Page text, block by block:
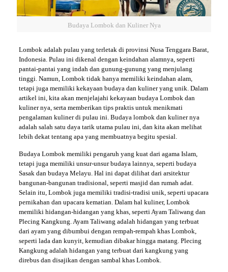
Budaya Lombok dan Kuliner Nya
Lombok adalah pulau yang terletak di provinsi Nusa Tenggara Barat,
Indonesia. Pulau ini dikenal dengan keindahan alamnya, seperti
pantai-pantai yang indah dan gunung-gunung yang menjulang
tinggi. Namun, Lombok tidak hanya memiliki keindahan alam,
tetapi juga memiliki kekayaan budaya dan kuliner yang unik. Dalam
artikel ini, kita akan menjelajahi kekayaan budaya Lombok dan
kuliner nya, serta memberikan tips praktis untuk menikmati
pengalaman kuliner di pulau ini. Budaya lombok dan kuliner nya
adalah salah satu daya tarik utama pulau ini, dan kita akan melihat
lebih dekat tentang apa yang membuatnya begitu spesial.
Budaya Lombok memiliki pengaruh yang kuat dari agama Islam,
tetapi juga memiliki unsur-unsur budaya lainnya, seperti budaya
Sasak dan budaya Melayu. Hal ini dapat dilihat dari arsitektur
bangunan-bangunan tradisional, seperti masjid dan rumah adat.
Selain itu, Lombok juga memiliki tradisi-tradisi unik, seperti upacara
pernikahan dan upacara kematian. Dalam hal kuliner, Lombok
memiliki hidangan-hidangan yang khas, seperti Ayam Taliwang dan
Plecing Kangkung. Ayam Taliwang adalah hidangan yang terbuat
dari ayam yang dibumbui dengan rempah-rempah khas Lombok,
seperti lada dan kunyit, kemudian dibakar hingga matang. Plecing
Kangkung adalah hidangan yang terbuat dari kangkung yang
direbus dan disajikan dengan sambal khas Lombok.